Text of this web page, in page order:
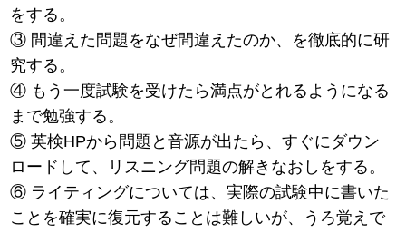
をする。
③ 間違えた問題をなぜ間違えたのか、を徹底的に研
究する。
④ もう一度試験を受けたら満点がとれるようになる
まで勉強する。
⑤ 英検HPから問題と音源が出たら、すぐにダウン
ロードして、リスニング問題の解きなおしをする。
⑥ ライティングについては、実際の試験中に書いた
ことを確実に復元することは難しいが、うろ覚えで